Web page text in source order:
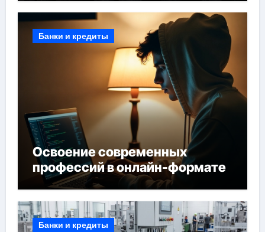
Банки и кредиты
Освоение современных
профессий в онлайн-формате
Банки и кредиты